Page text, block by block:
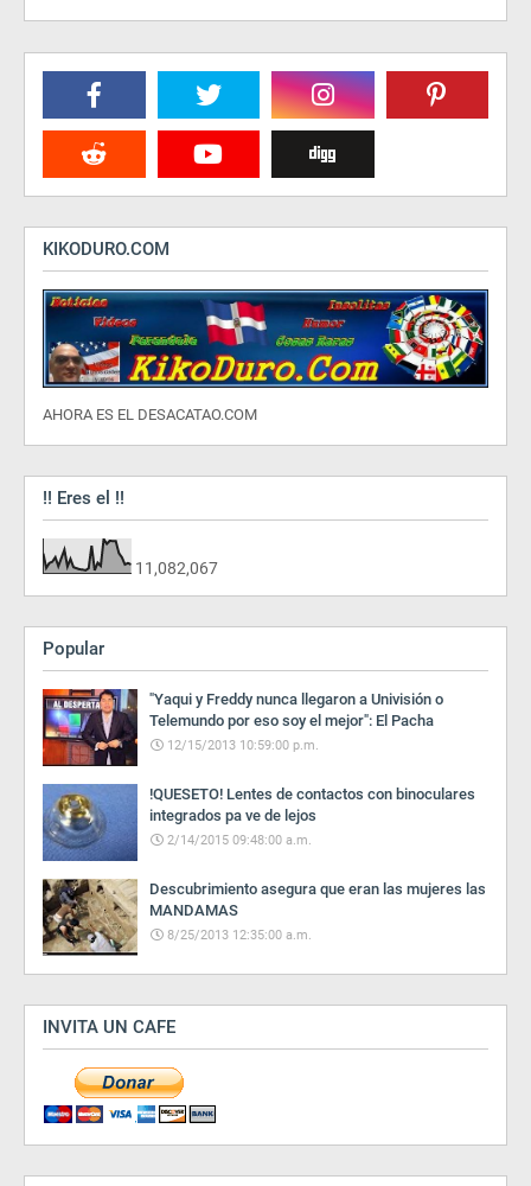
KIKODURO.COM
AHORA ES EL DESACATAO.COM
!! Eres el !!
11,082,067
Popular
"Yaqui y Freddy nunca llegaron a Univisión o
Telemundo por eso soy el mejor": El Pacha
12/15/2013 10:59:00 p.m.
!QUESETO! Lentes de contactos con binoculares
integrados pa ve de lejos
2/14/2015 09:48:00 a.m.
Descubrimiento asegura que eran las mujeres las
MANDAMAS
8/25/2013 12:35:00 a.m.
INVITA UN CAFE